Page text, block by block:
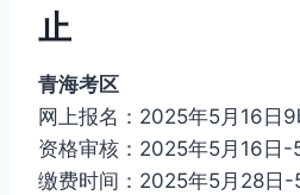
止
青海考区
网上报名：2025年5月16日
资格审核：2025年5月16日-
缴费时间：2025年5月28日-